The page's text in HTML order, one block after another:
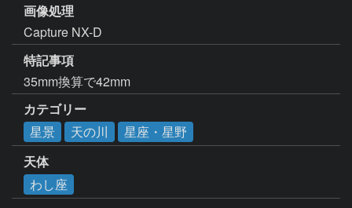
画像処理
Capture NX-D
特記事項
35mm換算で42mm
カテゴリー
星景
天の川
星座・星野
天体
わし座